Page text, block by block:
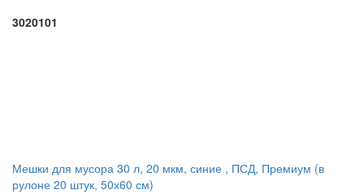
3020101
Мешки для мусора 30 л, 20 мкм, синие , ПСД, Премиум (в
рулоне 20 штук, 50х60 см)